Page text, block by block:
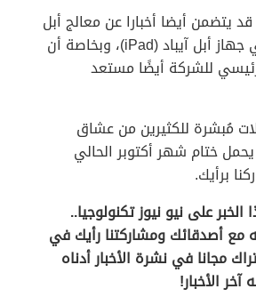
يتضمن أيضا أخبارا عن معالج أبل
M3، وتحديثات في جهاز أبل آيباد (iPad)، وبخاصة أن
للشركة أيضًا مستعد
مُبشرة للكثيرين من عشاق
ختام شهر أكتوبر الحالي
برأيك.
على نيو نيوز تكنولوجيا..
مع أصدقائك ومشاركتنا رأيك في
مجانا في نشرة الأخبار أدناه
الأخبار!